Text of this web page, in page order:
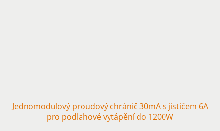
Jednomodulový proudový chránič 30mA s jističem 6A
pro podlahové vytápění do 1200W